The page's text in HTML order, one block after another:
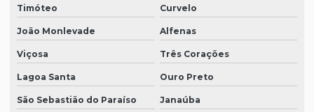
Timóteo Curvelo
João Monlevade Alfenas
Viçosa Três Corações
Lagoa Santa Ouro Preto
São Sebastião do Paraíso Janaúba